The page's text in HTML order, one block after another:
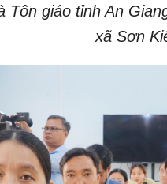
Tôn giáo tỉnh An
xã Sơn